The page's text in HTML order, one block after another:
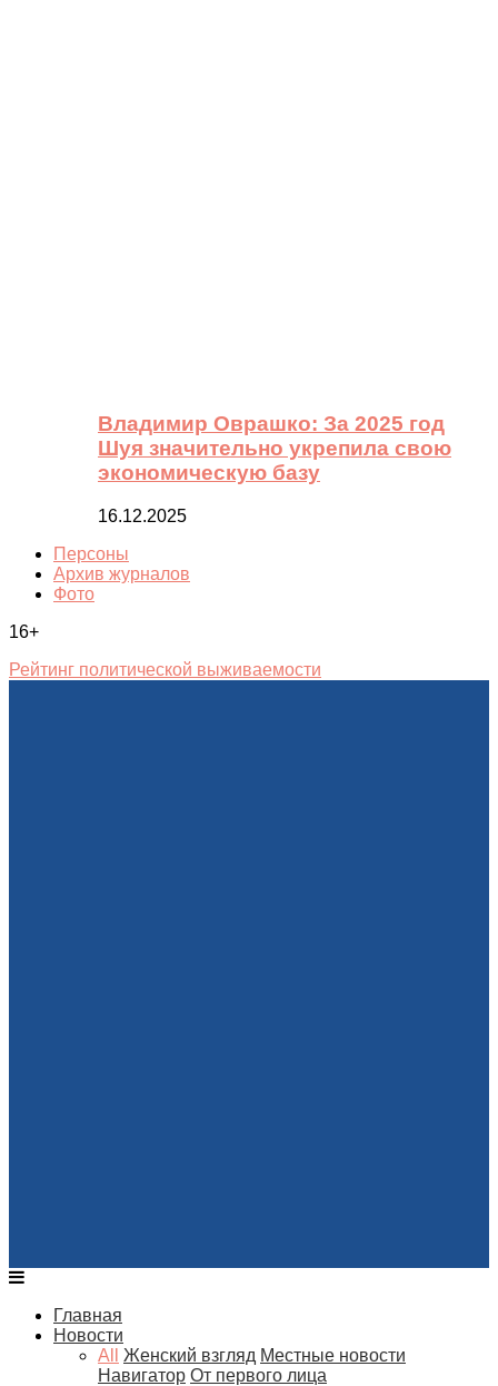
Владимир Оврашко: За 2025 год
Шуя значительно укрепила свою
экономическую базу
16.12.2025
Персоны
Архив журналов
Фото
16+
Рейтинг политической выживаемости
Главная
Новости
All
Женский взгляд Местные новости
Навигатор От первого лица